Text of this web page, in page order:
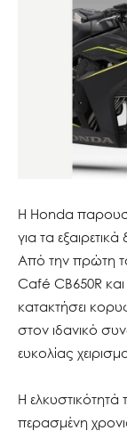
Η Honda
για τα
Από την πρώτη
Café CB650R
κατακτήσει
στον ιδανικό
ευκολίας
Η
περασμένη